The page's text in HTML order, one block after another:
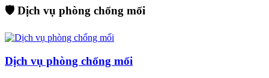
🛡️ Dịch vụ phòng chống mối
Dịch vụ phòng chống mối